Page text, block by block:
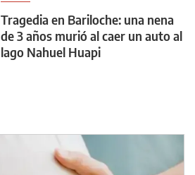
Tragedia en Bariloche: una nena
de 3 años murió al caer un auto al
lago Nahuel Huapi